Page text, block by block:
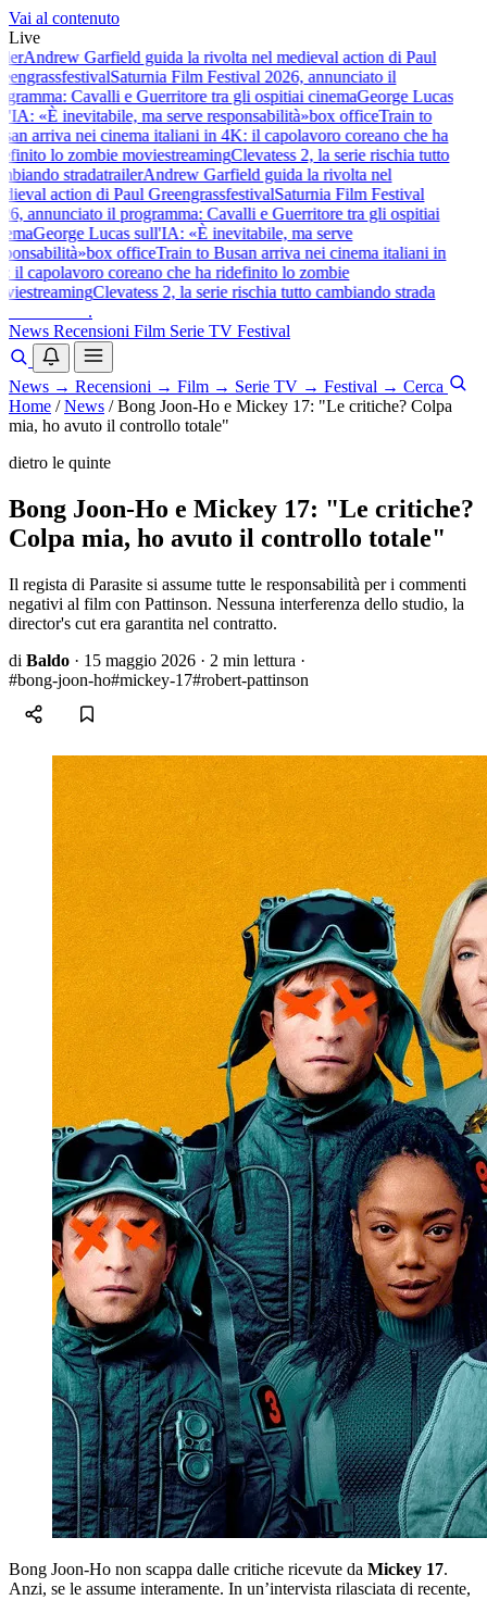
Vai al contenuto
Live
Andrew Garfield guida la rivolta nel medieval action di Paul
festivalSaturnia Film Festival 2026, annunciato il
Cavalli e Guerritore tra gli ospitiai cinemaGeorge Lucas
«È inevitabile, ma serve responsabilità»box officeTrain to
arriva nei cinema italiani in 4K: il capolavoro coreano che ha
lo zombie moviestreamingClevatess 2, la serie rischia tutto
stradatrailerAndrew Garfield guida la rivolta nel
action di Paul GreengrassfestivalSaturnia Film Festival
annunciato il programma: Cavalli e Guerritore tra gli ospitiai
George Lucas sull'IA: «È inevitabile, ma serve
box officeTrain to Busan arriva nei cinema italiani in
il capolavoro coreano che ha ridefinito lo zombie
streamingClevatess 2, la serie rischia tutto cambiando strada
.
News Recensioni Film Serie TV Festival
News → Recensioni → Film → Serie TV → Festival → Cerca
Home / News / Bong Joon-Ho e Mickey 17: "Le critiche? Colpa
mia, ho avuto il controllo totale"
dietro le quinte
Bong Joon-Ho e Mickey 17: "Le critiche?
Colpa mia, ho avuto il controllo totale"
Il regista di Parasite si assume tutte le responsabilità per i commenti
negativi al film con Pattinson. Nessuna interferenza dello studio, la
director's cut era garantita nel contratto.
di Baldo · 15 maggio 2026 · 2 min lettura ·
#bong-joon-ho#mickey-17#robert-pattinson
Bong Joon-Ho non scappa dalle critiche ricevute da Mickey 17.
Anzi, se le assume interamente. In un’intervista rilasciata di recente,